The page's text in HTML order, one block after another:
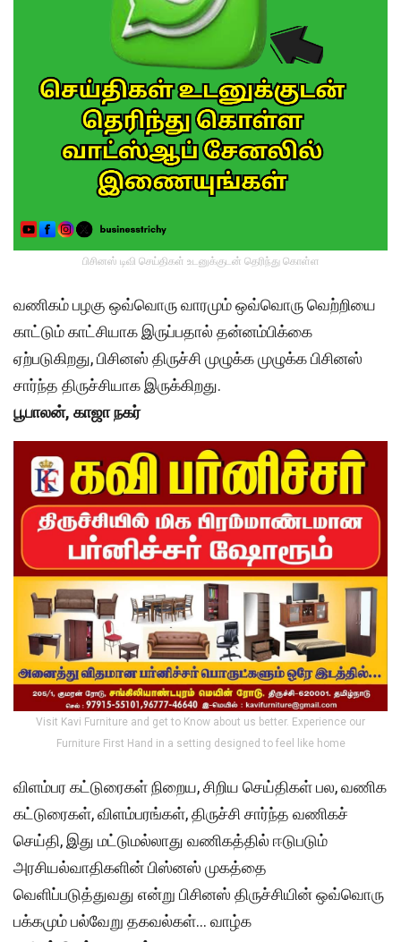
பிசினஸ் டிவி செய்திகள் உடனுக்குடன் தெரிந்து கொள்ள
வணிகம் பழகு ஒவ்வொரு வாரமும் ஒவ்வொரு வெற்றியை
காட்டும் காட்சியாக இருப்பதால் தன்னம்பிக்கை
ஏற்படுகிறது, பிசினஸ் திருச்சி முழுக்க முழுக்க பிசினஸ்
சார்ந்த திருச்சியாக இருக்கிறது.
பூபாலன், காஜா நகர்
Visit Kavi Furniture and get to Know about us better. Experience our
Furniture First Hand in a setting designed to feel like home
விளம்பர கட்டுரைகள் நிறைய, சிறிய செய்திகள் பல, வணிக
கட்டுரைகள், விளம்பரங்கள், திருச்சி சார்ந்த வணிகச்
செய்தி, இது மட்டுமல்லாது வணிகத்தில் ஈடுபடும்
அரசியல்வாதிகளின் பிஸ்னஸ் முகத்தை
வெளிப்படுத்துவது என்று பிசினஸ் திருச்சியின் ஒவ்வொரு
பக்கமும் பல்வேறு தகவல்கள்… வாழ்க